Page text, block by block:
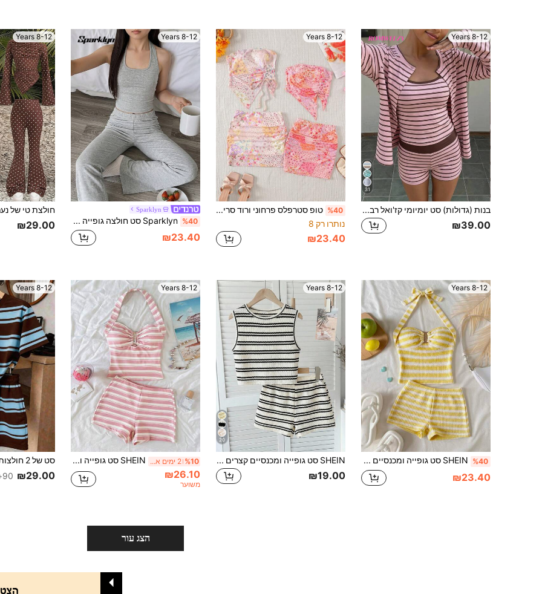
8-12 Years
31
בנות (גדולות) סט יומיומי קז'ואל רב-שימושי למעבר עונות, ג'קט פתוח מקדימה, טופ גופייה צמודה ומכנס קצר רחב, צהוב עם פסים, 3 חלקים
₪39.00
8-12 Years
%40
טופ סטרפלס פרחוני ורוד סריג לבנות עם טלאים ושרוכים, חצאית מיני צמודה - 2 יחידות תלבושות חופשה קז'ואליות לאמא ולילדה (2 סטים נמכרים בנפרד)
נותרו רק 8
₪23.40
8-12 Years
Sparklyn
%40 Sparklyn סט חולצה גופייה צמודה עם צווארון הולטר + מכנסיים רחבים לחופשה בחוף לבנות גילאי ביניים, סריג ג'קארד צבעוני עם פסים ובלוקים של צבע
₪23.40
8-12 Years
₪29.00
8-12 Years
%40 SHEIN סט גופייה ומכנסיים קצרים בגזרה קז'ואלית עם פסים לבנות, נוח ומינימליסטי
₪23.40
8-12 Years
20
SHEIN סט גופייה ומכנסיים קצרים מינימליסטיים ונוחים עם צווארון עגול ללא שרוולים וצווארון רפויים לבנות בגיל ההתבגרות
₪19.00
8-12 Years
%10 2 ימים אחרונים SHEIN סט גופייה וחוטניי עם פסים, מינימליסטי ונוח, לילדות גיל ההתבגרות
₪26.10
משוער
8-12 Years
₪29.00 90+ נמכר
הצג עור